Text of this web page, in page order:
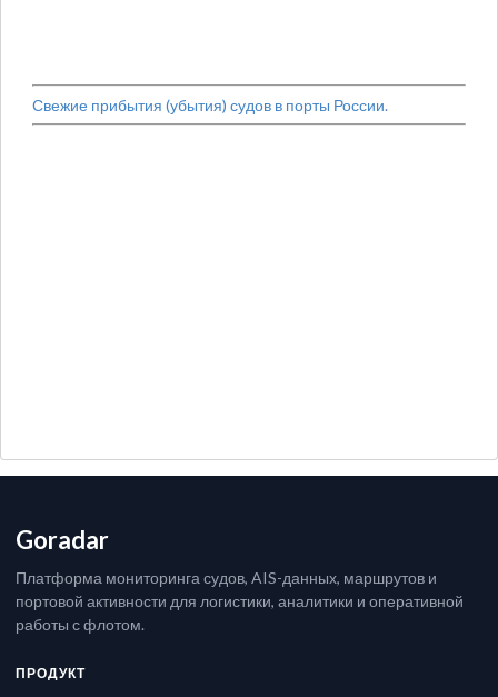
Свежие прибытия (убытия) судов в порты России.
Goradar
Платформа мониторинга судов, AIS-данных, маршрутов и
портовой активности для логистики, аналитики и оперативной
работы с флотом.
ПРОДУКТ